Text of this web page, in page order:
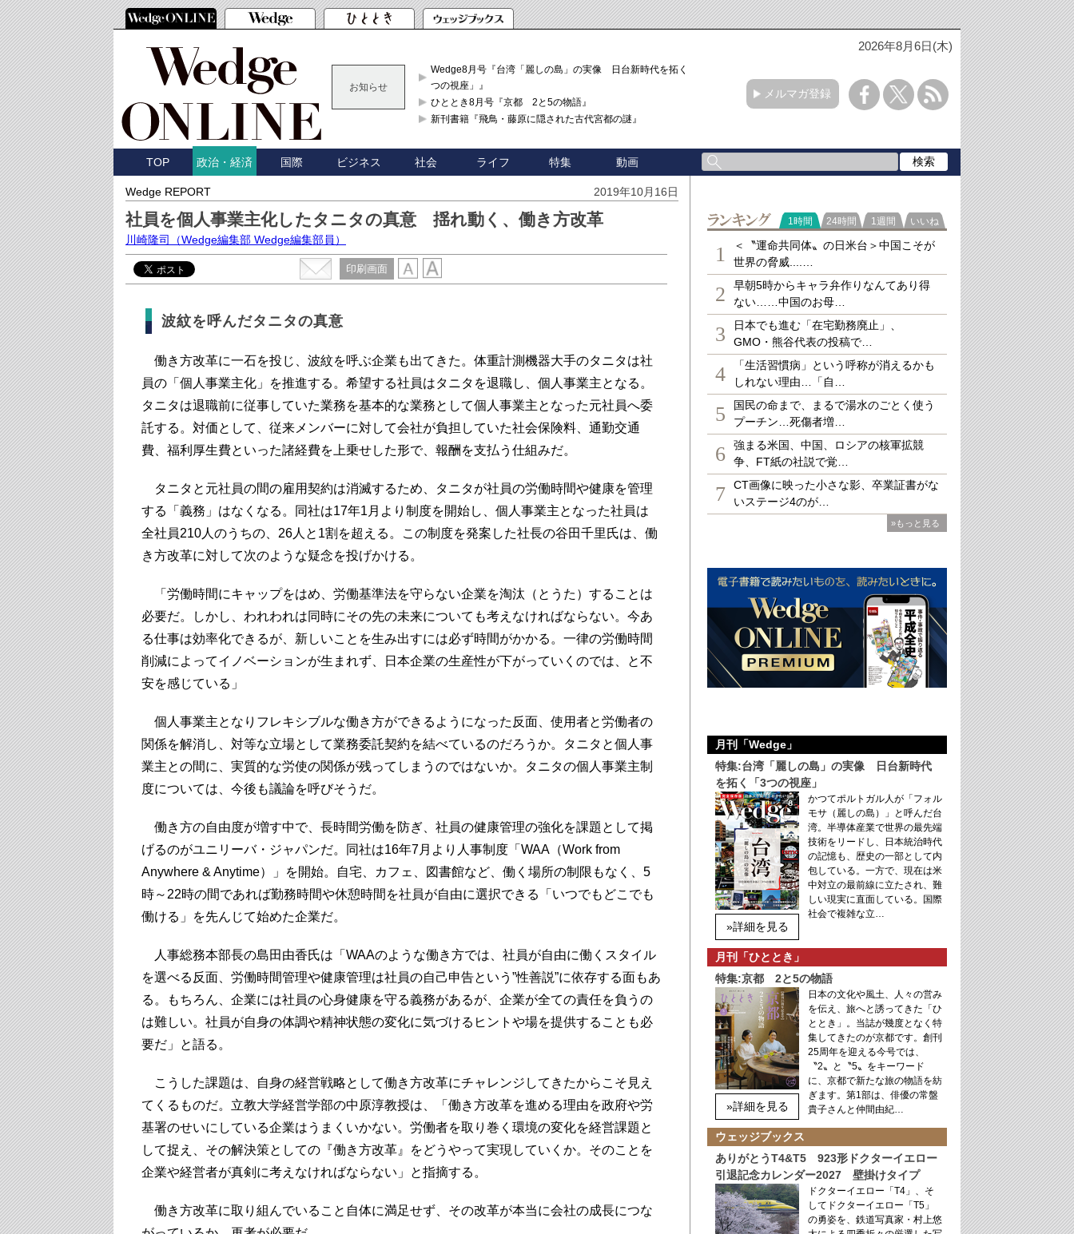
2026年8月6日(木)
お知らせ
Wedge8月号『台湾「麗しの島」の実像 日台新時代を拓く「3
つの視座」』
ひととき8月号『京都 2と5の物語』
新刊書籍『飛鳥・藤原に隠された古代宮都の謎』
メルマガ登録
TOP 政治・経済 国際 ビジネス 社会 ライフ 特集 動画
Wedge REPORT 2019年10月16日
社員を個人事業主化したタニタの真意 揺れ動く、働き方改革
川崎隆司 （Wedge編集部 Wedge編集部員）
印刷画面
波紋を呼んだタニタの真意
働き方改革に一石を投じ、波紋を呼ぶ企業も出てきた。体重計測機器大手のタニタは社
員の「個人事業主化」を推進する。希望する社員はタニタを退職し、個人事業主となる。
タニタは退職前に従事していた業務を基本的な業務として個人事業主となった元社員へ委
託する。対価として、従来メンバーに対して会社が負担していた社会保険料、通勤交通
費、福利厚生費といった諸経費を上乗せした形で、報酬を支払う仕組みだ。
タニタと元社員の間の雇用契約は消滅するため、タニタが社員の労働時間や健康を管理
する「義務」はなくなる。同社は17年1月より制度を開始し、個人事業主となった社員は
全社員210人のうちの、26人と1割を超える。この制度を発案した社長の谷田千里氏は、働
き方改革に対して次のような疑念を投げかける。
「労働時間にキャップをはめ、労働基準法を守らない企業を淘汰（とうた）することは
必要だ。しかし、われわれは同時にその先の未来についても考えなければならない。今あ
る仕事は効率化できるが、新しいことを生み出すには必ず時間がかかる。一律の労働時間
削減によってイノベーションが生まれず、日本企業の生産性が下がっていくのでは、と不
安を感じている」
個人事業主となりフレキシブルな働き方ができるようになった反面、使用者と労働者の
関係を解消し、対等な立場として業務委託契約を結べているのだろうか。タニタと個人事
業主との間に、実質的な労使の関係が残ってしまうのではないか。タニタの個人事業主制
度については、今後も議論を呼びそうだ。
働き方の自由度が増す中で、長時間労働を防ぎ、社員の健康管理の強化を課題として掲
げるのがユニリーバ・ジャパンだ。同社は16年7月より人事制度「WAA（Work from
Anywhere & Anytime）」を開始。自宅、カフェ、図書館など、働く場所の制限もなく、5
時～22時の間であれば勤務時間や休憩時間を社員が自由に選択できる「いつでもどこでも
働ける」を先んじて始めた企業だ。
人事総務本部長の島田由香氏は「WAAのような働き方では、社員が自由に働くスタイル
を選べる反面、労働時間管理や健康管理は社員の自己申告という”性善説”に依存する面もあ
る。もちろん、企業には社員の心身健康を守る義務があるが、企業が全ての責任を負うの
は難しい。社員が自身の体調や精神状態の変化に気づけるヒントや場を提供することも必
要だ」と語る。
こうした課題は、自身の経営戦略として働き方改革にチャレンジしてきたからこそ見え
てくるものだ。立教大学経営学部の中原淳教授は、「働き方改革を進める理由を政府や労
基署のせいにしている企業はうまくいかない。労働者を取り巻く環境の変化を経営課題と
して捉え、その解決策としての『働き方改革』をどうやって実現していくか。そのことを
企業や経営者が真剣に考えなければならない」と指摘する。
働き方改革に取り組んでいること自体に満足せず、その改革が本当に会社の成長につな
ランキング
1時間 24時間 1週間 いいね
1
＜〝運命共同体〟の日米台＞中国こそが
世界の脅威....…
2
早朝5時からキャラ弁作りなんてあり得
ない……中国のお母…
3
日本でも進む「在宅勤務廃止」、
GMO・熊谷代表の投稿で…
4
「生活習慣病」という呼称が消えるかも
しれない理由…「自…
5
国民の命まで、まるで湯水のごとく使う
プーチン…死傷者増…
6
強まる米国、中国、ロシアの核軍拡競
争、FT紙の社説で覚…
7
CT画像に映った小さな影、卒業証書がな
いステージ4のが…
»もっと見る
月刊「Wedge」
特集:台湾「麗しの島」の実像 日台新時代
を拓く「3つの視座」
»詳細を見る
かつてポルトガル人が「フォル
モサ（麗しの島）」と呼んだ台
湾。半導体産業で世界の最先端
技術をリードし、日本統治時代
の記憶も、歴史の一部として内
包している。一方で、現在は米
中対立の最前線に立たされ、難
しい現実に直面している。国際
社会で複雑な立…
月刊「ひととき」
特集:京都 2と5の物語
»詳細を見る
日本の文化や風土、人々の営み
を伝え、旅へと誘ってきた「ひ
ととき」。当誌が幾度となく特
集してきたのが京都です。創刊
25周年を迎える今号では、
〝2〟と〝5〟をキーワード
に、京都で新たな旅の物語を紡
ぎます。第1部は、俳優の常盤
貴子さんと仲間由紀…
ウェッジブックス
ありがとうT4&T5 923形ドクターイエロー
引退記念カレンダー2027 壁掛けタイプ
ドクターイエロー「T4」、そ
してドクターイエロー「T5」
の勇姿を、鉄道写真家・村上悠